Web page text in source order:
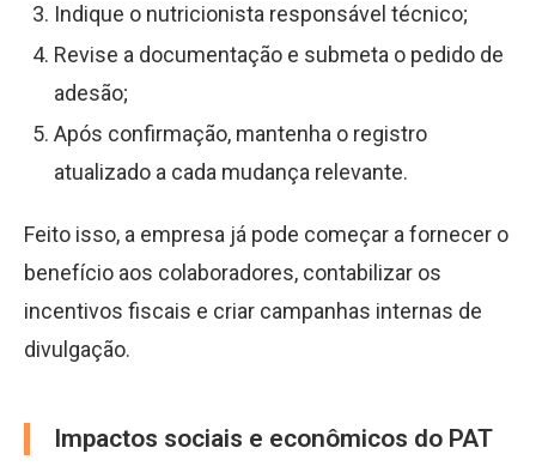
Indique o nutricionista responsável técnico;
Revise a documentação e submeta o pedido de
adesão;
Após confirmação, mantenha o registro
atualizado a cada mudança relevante.
Feito isso, a empresa já pode começar a fornecer o
benefício aos colaboradores, contabilizar os
incentivos fiscais e criar campanhas internas de
divulgação.
Impactos sociais e econômicos do PAT